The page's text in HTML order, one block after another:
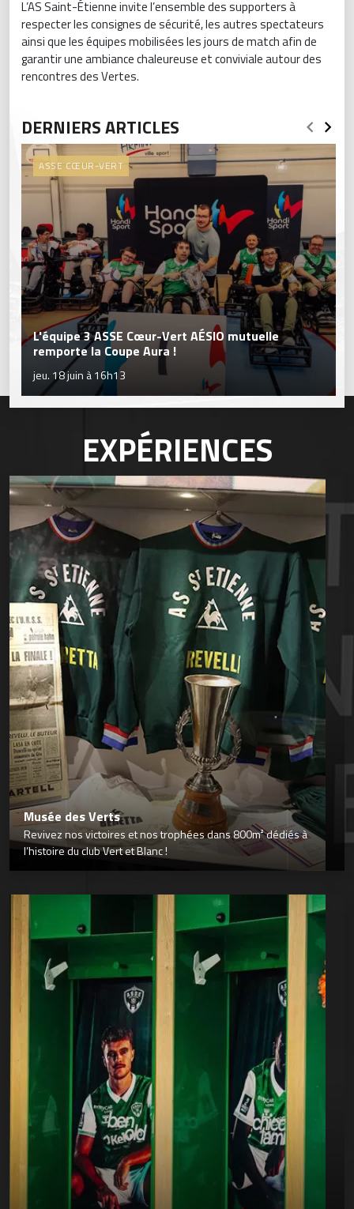
L’AS Saint-Étienne invite l’ensemble des supporters à
respecter les consignes de sécurité, les autres spectateurs
ainsi que les équipes mobilisées les jours de match afin de
garantir une ambiance chaleureuse et conviviale autour des
rencontres des Vertes.
DERNIERS ARTICLES
ASSE CŒUR-VERT
L'équipe 3 ASSE Cœur-Vert AÉSIO mutuelle
remporte la Coupe Aura !
jeu. 18 juin à 16h13
EXPÉRIENCES
Musée des Verts
Revivez nos victoires et nos trophées dans 800m² dédiés à
l’histoire du club Vert et Blanc !